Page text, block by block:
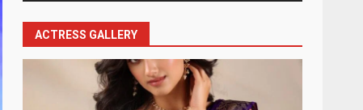
ACTRESS GALLERY